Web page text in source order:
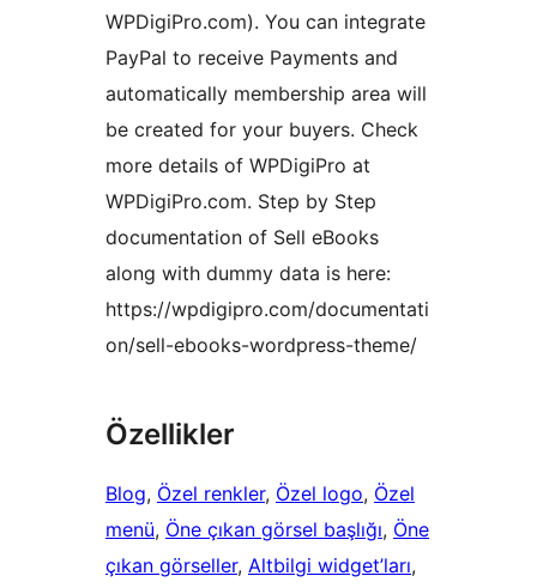
WPDigiPro.com). You can integrate
PayPal to receive Payments and
automatically membership area will
be created for your buyers. Check
more details of WPDigiPro at
WPDigiPro.com. Step by Step
documentation of Sell eBooks
along with dummy data is here:
https://wpdigipro.com/documentati
on/sell-ebooks-wordpress-theme/
Özellikler
Blog, Özel renkler, Özel logo, Özel
menü, Öne çıkan görsel başlığı, Öne
çıkan görseller, Altbilgi widget’ları